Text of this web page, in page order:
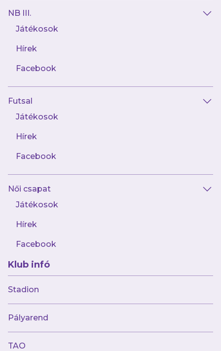
NB III.
Játékosok
Hírek
Facebook
Futsal
Játékosok
Hírek
Facebook
Női csapat
Játékosok
Hírek
Facebook
Klub infó
Stadion
Pályarend
TAO
2025.10.09
Tévés meccsen vív hazai rangadót
Győzött Nyírbátorban futsalcsapatunk